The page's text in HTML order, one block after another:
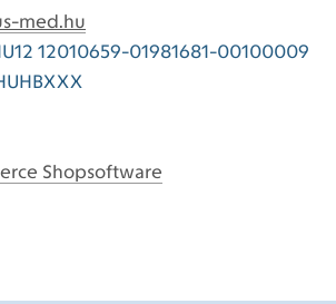
med.hu
12010659-01981681-00100009
Shopsoftware